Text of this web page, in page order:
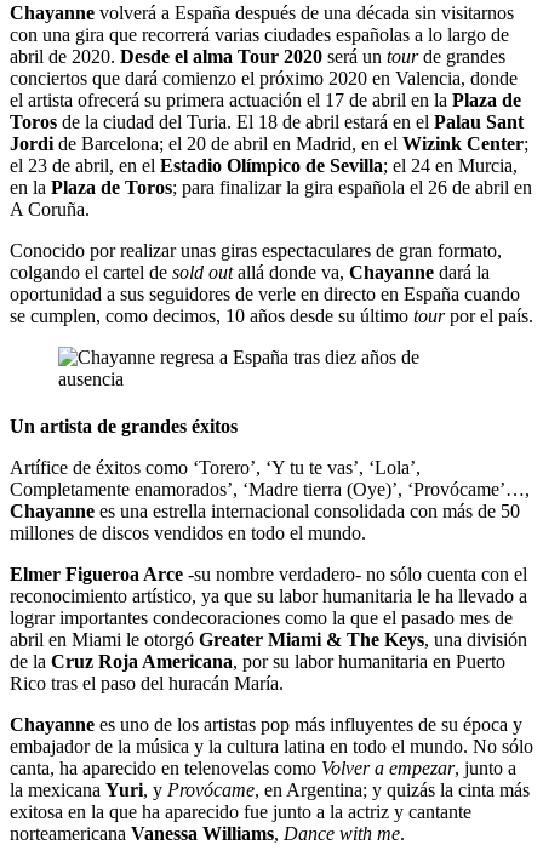
Chayanne volverá a España después de una década sin visitarnos
con una gira que recorrerá varias ciudades españolas a lo largo de
abril de 2020. Desde el alma Tour 2020 será un tourde grandes
conciertos que dará comienzo el próximo 2020 en Valencia, donde
el artista ofrecerá su primera actuación el 17 de abril en la Plaza de
Toros de la ciudad del Turia. El 18 de abril estará en el Palau Sant
Jordi de Barcelona; el 20 de abril en Madrid, en el Wizink Center;
el 23 de abril, en el Estadio Olímpico de Sevilla; el 24 en Murcia,
en la Plaza de Toros; para finalizar la gira española el 26 de abril en
A Coruña.
Conocido por realizar unas giras espectaculares de gran formato,
colgando el cartel de sold outallá donde va, Chayanne dará la
oportunidad a sus seguidores de verle en directo en España cuando
se cumplen, como decimos, 10 años desde su último tourpor el país.
Un artista de grandes éxitos
Artífice de éxitos como ‘Torero’, ‘Y tu te vas’, ‘Lola’,
Completamente enamorados’, ‘Madre tierra (Oye)’, ‘Provócame’…,
Chayanne es una estrella internacional consolidada con más de 50
millones de discos vendidos en todo el mundo.
Elmer Figueroa Arce -su nombre verdadero- no sólo cuenta con el
reconocimiento artístico, ya que su labor humanitaria le ha llevado a
lograr importantes condecoraciones como la que el pasado mes de
abril en Miami le otorgó Greater Miami & The Keys, una división
de la Cruz Roja Americana, por su labor humanitaria en Puerto
Rico tras el paso del huracán María.
Chayanne es uno de los artistas pop más influyentes de su época y
embajador de la música y la cultura latina en todo el mundo. No sólo
canta, ha aparecido en telenovelas como Volver a empezar, junto a
la mexicana Yuri, y Provócame, en Argentina; y quizás la cinta más
exitosa en la que ha aparecido fue junto a la actriz y cantante
norteamericana Vanessa Williams, Dance with me.